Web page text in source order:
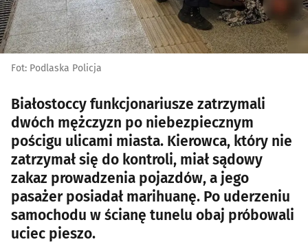
Fot: Podlaska Policja
Białostoccy funkcjonariusze zatrzymali
dwóch mężczyzn po niebezpiecznym
pościgu ulicami miasta. Kierowca, który nie
zatrzymał się do kontroli, miał sądowy
zakaz prowadzenia pojazdów, a jego
pasażer posiadał marihuanę. Po uderzeniu
samochodu w ścianę tunelu obaj próbowali
uciec pieszo.